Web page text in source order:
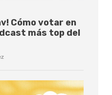
Cómo votar en
más top del